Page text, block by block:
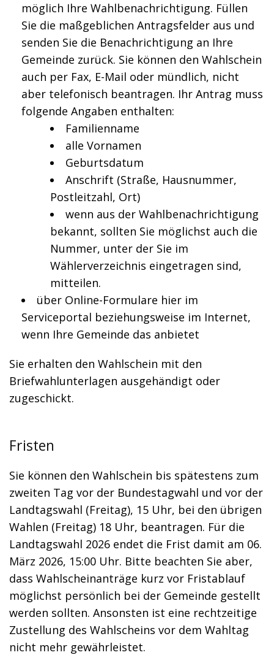
möglich Ihre Wahlbenachrichtigung. Füllen
Sie die maßgeblichen Antragsfelder aus und
senden Sie die Benachrichtigung an Ihre
Gemeinde zurück. Sie können den Wahlschein
auch per Fax, E-Mail oder mündlich, nicht
aber telefonisch beantragen. Ihr Antrag muss
folgende Angaben enthalten:
Familienname
alle Vornamen
Geburtsdatum
Anschrift (Straße, Hausnummer,
Postleitzahl, Ort)
wenn aus der Wahlbenachrichtigung
bekannt, sollten Sie möglichst auch die
Nummer, unter der Sie im
Wählerverzeichnis eingetragen sind,
mitteilen.
über Online-Formulare hier im
Serviceportal beziehungsweise im Internet,
wenn Ihre Gemeinde das anbietet
Sie erhalten den Wahlschein mit den
Briefwahlunterlagen ausgehändigt oder
zugeschickt.
Fristen
Sie können den Wahlschein bis spätestens zum
zweiten Tag vor der Bundestagwahl und vor der
Landtagswahl (Freitag), 15 Uhr, bei den übrigen
Wahlen (Freitag) 18 Uhr, beantragen. Für die
Landtagswahl 2026 endet die Frist damit am 06.
März 2026, 15:00 Uhr. Bitte beachten Sie aber,
dass Wahlscheinanträge kurz vor Fristablauf
möglichst persönlich bei der Gemeinde gestellt
werden sollten. Ansonsten ist eine rechtzeitige
Zustellung des Wahlscheins vor dem Wahltag
nicht mehr gewährleistet.